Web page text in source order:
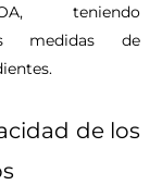
teniendo
medidas de
de los